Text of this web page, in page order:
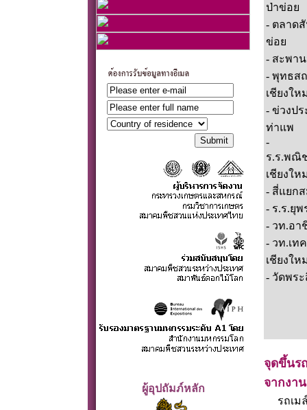
ผู้อุปถัมภ์หลัก
ป่าข่อย
- ตลาด
ข่อย
- สะพา
- พุทธส
เชียงให
- ข่วงปร
ท่าแพ
-
ร.ร.พณิ
เชียงให
- สี่แยก
- ร.ร.ยุพ
- วท.อา
- วท.เท
เชียงให
- วัดพร
จุดขึ้นร
จากงา
รถเม